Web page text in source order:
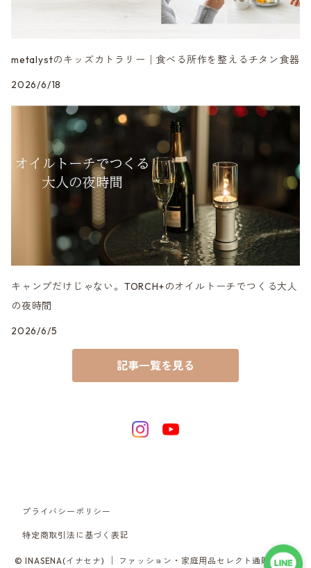
metalystのキッズカトラリー│食べる所作を整えるチタン食器
2026/6/18
キャンプだけじゃない。TORCH+のオイルトーチでつくる大人
の夜時間
2026/6/5
記事一覧を見る
プライバシーポリシー
特定商取引法に基づく表記
© INASENA(イナセナ) │ ファッション・家庭用品セレクト通販サイト